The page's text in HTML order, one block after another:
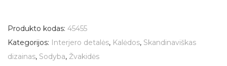
Produkto kodas: 45455
Kategorijos: Interjero detalės, Kalėdos, Skandinaviškas
dizainas, Sodyba, Žvakidės